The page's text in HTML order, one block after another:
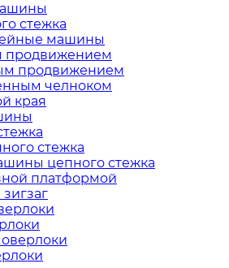
стежка
машины
продвижением
челноком
края
стежка
цепного стежка
платформой